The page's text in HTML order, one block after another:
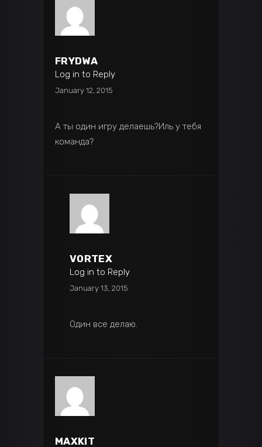
FRYDWA
Log in to Reply
January 12, 2015
А ты один игру делаешь?Иль у тебя
команда?
VORTEX
Log in to Reply
January 13, 2015
Один все делаю.
MAXKIT